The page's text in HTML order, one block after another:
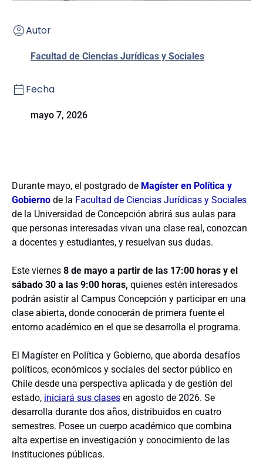
Autor
Facultad de Ciencias Jurídicas y Sociales
Fecha
mayo 7, 2026
Durante mayo, el postgrado de Magíster en Política y
Gobierno de la Facultad de Ciencias Jurídicas y Sociales
de la Universidad de Concepción abrirá sus aulas para
que personas interesadas vivan una clase real, conozcan
a docentes y estudiantes, y resuelvan sus dudas.
Este viernes 8 de mayo a partir de las 17:00 horas y el
sábado 30 a las 9:00 horas, quienes estén interesados
podrán asistir al Campus Concepción y participar en una
clase abierta, donde conocerán de primera fuente el
entorno académico en el que se desarrolla el programa.
El Magíster en Política y Gobierno, que aborda desafíos
políticos, económicos y sociales del sector público en
Chile desde una perspectiva aplicada y de gestión del
estado, iniciará sus clases en agosto de 2026. Se
desarrolla durante dos años, distribuidos en cuatro
semestres. Posee un cuerpo académico que combina
alta expertise en investigación y conocimiento de las
instituciones públicas.